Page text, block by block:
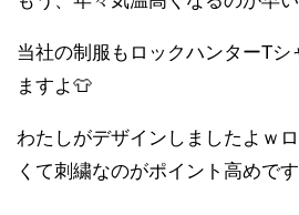
当社の制服もロックハンターTシ
ますよ👕
わたしがデザインしましたよｗ
くて刺繍なのがポイント高めです